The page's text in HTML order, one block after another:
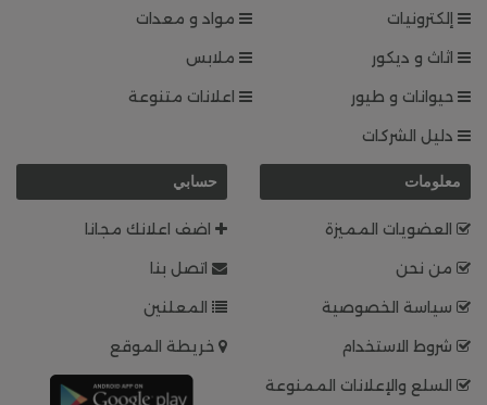
إلكترونيات
مواد و معدات
اثاث و ديكور
ملابس
حيوانات و طيور
اعلانات متنوعة
دليل الشركات
معلومات
العضويات المميزة
من نحن
سياسة الخصوصية
شروط الاستخدام
السلع والإعلانات الممنوعة
حسابي
اضف اعلانك مجانا
اتصل بنا
المعلنين
خريطة الموقع